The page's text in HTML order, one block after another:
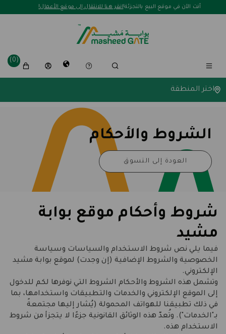
لافتة ترويجية
أنت الآن في موقع البيع بالتجزئة!انقر هنا للانتقال إلى موقع الأعمال!
(0)
اختر المنطقة
الشروط والأحكام
العودة إلى التسوق
شروط وأحكام موقع بوابة
مشيد
فيما يلي نص شروط الاستخدام والسياسات وسياسة
الخصوصية والشروط الإضافية (إن وجدت) لموقع بوابة مشيد
الإلكتروني.
وتشمل هذه الشروط والأحكام الشروط التي نوفرها لكم للدخول
إلى الموقع الإلكتروني والخدمات والتطبيقات واستخدامها، بما
في ذلك تطبيقنا للهواتف المحمولة (يُشار إليها مجتمعةً
بـ"الخدمات"). وتُعدّ هذه الوثائق القانونية جزءًا لا يتجزأ من شروط
الاستخدام هذه.